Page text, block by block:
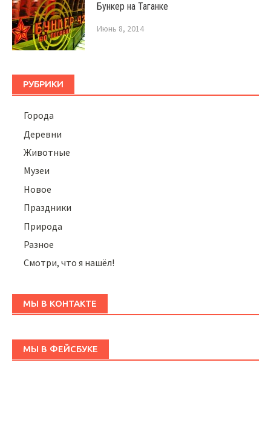
Бункер на Таганке
Июнь 8, 2014
РУБРИКИ
Города
Деревни
Животные
Музеи
Новое
Праздники
Природа
Разное
Смотри, что я нашёл!
МЫ В КОНТАКТЕ
МЫ В ФЕЙСБУКЕ